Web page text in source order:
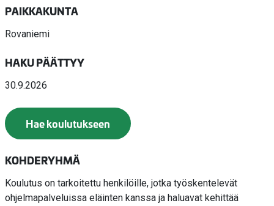
PAIKKAKUNTA
Rovaniemi
HAKU PÄÄTTYY
30.9.2026
Hae koulutukseen
KOHDERYHMÄ
Koulutus on tarkoitettu henkilöille, jotka työskentelevät
ohjelmapalveluissa eläinten kanssa ja haluavat kehittää